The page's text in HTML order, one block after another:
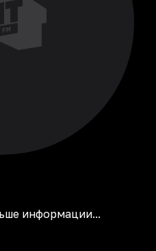
информации...